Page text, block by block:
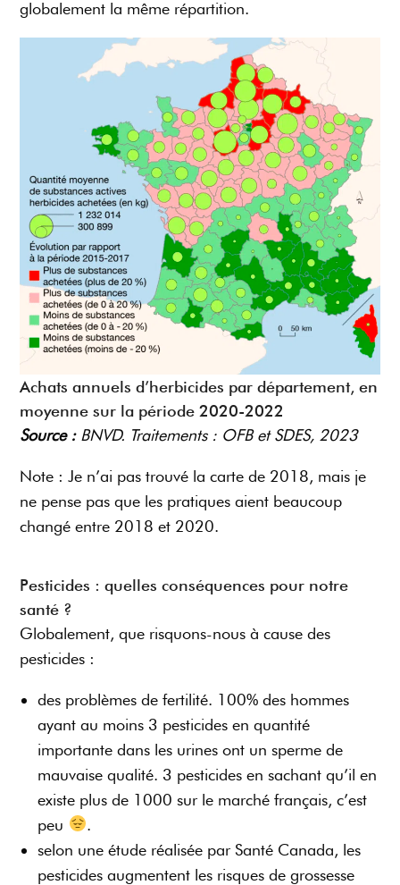
globalement la même répartition.
Achats annuels d’herbicides par département, en
moyenne sur la période 2020-2022
Source :BNVD. Traitements : OFB et SDES, 2023
Note : Je n’ai pas trouvé la carte de 2018, mais je
ne pense pas que les pratiques aient beaucoup
changé entre 2018 et 2020.
Pesticides : quelles conséquences pour notre
santé ?
Globalement, que risquons-nous à cause des
pesticides :
des problèmes de fertilité. 100% des hommes
ayant au moins 3 pesticides en quantité
importante dans les urines ont un sperme de
mauvaise qualité. 3 pesticides en sachant qu’il en
existe plus de 1000 sur le marché français, c’est
peu
.
selon une étude réalisée par Santé Canada, les
pesticides augmentent les risques de grossesse